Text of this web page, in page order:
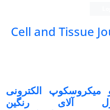
Cell and Tissue
الکترونی
آلای رنگین